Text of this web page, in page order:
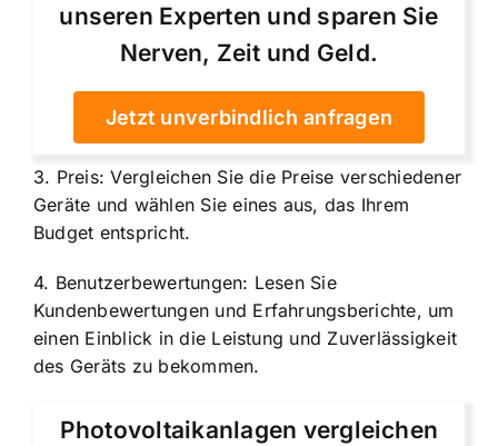
unseren Experten und sparen Sie
Nerven, Zeit und Geld.
Jetzt unverbindlich anfragen
3. Preis: Vergleichen Sie die Preise verschiedener
Geräte und wählen Sie eines aus, das Ihrem
Budget entspricht.
4. Benutzerbewertungen: Lesen Sie
Kundenbewertungen und Erfahrungsberichte, um
einen Einblick in die Leistung und Zuverlässigkeit
des Geräts zu bekommen.
Photovoltaikanlagen vergleichen